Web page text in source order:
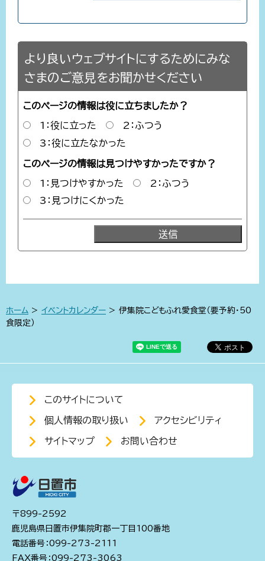
より良いウェブサイトにするためにみな
さまのご意見をお聞かせください
このページの情報は役に立ちましたか？
1：役に立った
2：ふつう
3：役に立たなかった
このページの情報は見つけやすかったですか？
1：見つけやすかった
2：ふつう
3：見つけにくかった
ホーム > イベントカレンダー > 伊集院こどもふれ愛食堂（要予約・50
食限定）
このサイトについて
個人情報の取り扱い アクセシビリティ
サイトマップ お問い合わせ
〒899-2592
鹿児島県日置市伊集院町郡一丁目100番地
電話番号：099-273-2111
FAX番号：099-273-3063